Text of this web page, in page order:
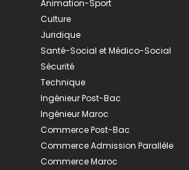
Animation-Sport
Culture
Juridique
Santé-Social et Médico-Social
Sécurité
Technique
Ingénieur Post-Bac
Ingénieur Maroc
Commerce Post-Bac
Commerce Admission Parallèle
Commerce Maroc